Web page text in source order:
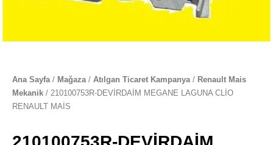
Ana Sayfa/ Mağaza/ Atılgan Ticaret Kampanya/ Renault Mais
Mekanik / 210100753R-DEVİRDAİM MEGANE LAGUNA CLİO
RENAULT MAİS